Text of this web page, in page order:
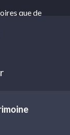
que de
du vin
clair ou
Médoc
sens.